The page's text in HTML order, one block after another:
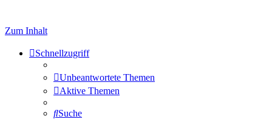
Zum Inhalt
Schnellzugriff
Unbeantwortete Themen
Aktive Themen
Suche